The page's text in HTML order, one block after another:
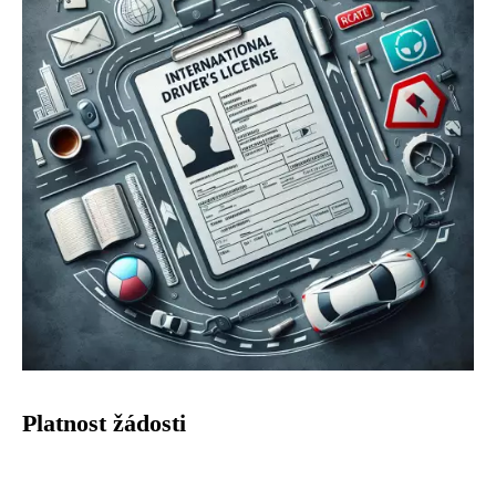
Platnost žádosti